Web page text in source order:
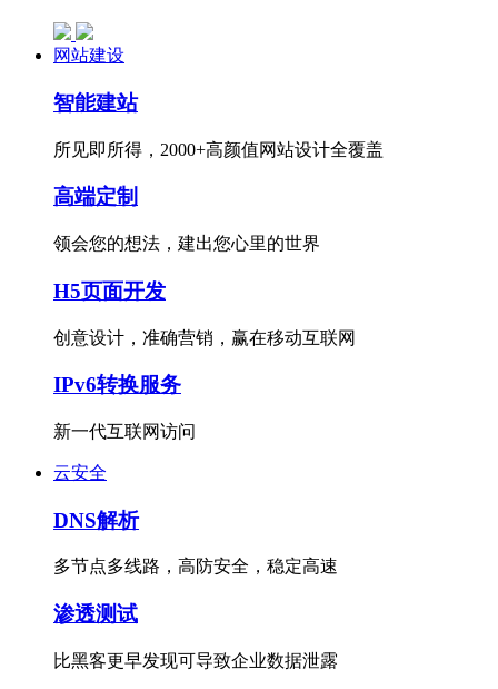
网站建设
智能建站
所见即所得，2000+高颜值网站设计全覆盖
高端定制
领会您的想法，建出您心里的世界
H5页面开发
创意设计，准确营销，赢在移动互联网
IPv6转换服务
新一代互联网访问
云安全
DNS解析
多节点多线路，高防安全，稳定高速
渗透测试
比黑客更早发现可导致企业数据泄露